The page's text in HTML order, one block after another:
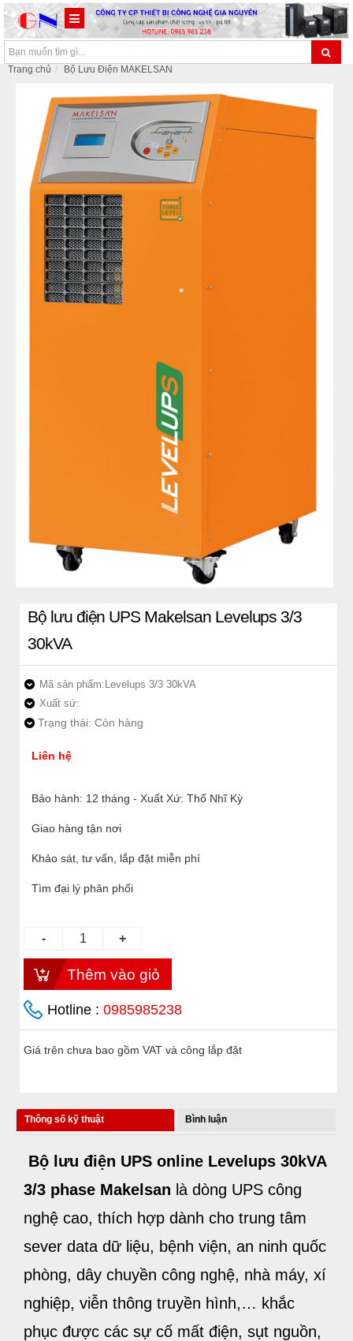
Trang chủ Bộ Lưu Điện MAKELSAN
Bộ lưu điện UPS Makelsan Levelups 3/3
30kVA
Mã sản phẩm: Levelups 3/3 30kVA
Xuất sứ:
Trạng thái: Còn hàng
Liên hệ
Bảo hành: 12 tháng - Xuất Xứ: Thổ Nhĩ Kỳ
Giao hàng tận nơi
Khảo sát, tư vấn, lắp đặt miễn phí
Tìm đại lý phân phối
Hotline : 0985985238
Giá trên chưa bao gồm VAT và công lắp đặt
Thông số kỹ thuật Bình luận
Bộ lưu điện UPS online Levelups 30kVA
3/3 phase Makelsan là dòng UPS công
nghệ cao, thích hợp dành cho trung tâm
sever data dữ liệu, bệnh viện, an ninh quốc
phòng, dây chuyền công nghệ, nhà máy, xí
nghiệp, viễn thông truyền hình,… khắc
phục được các sự cố mất điện, sụt nguồn,